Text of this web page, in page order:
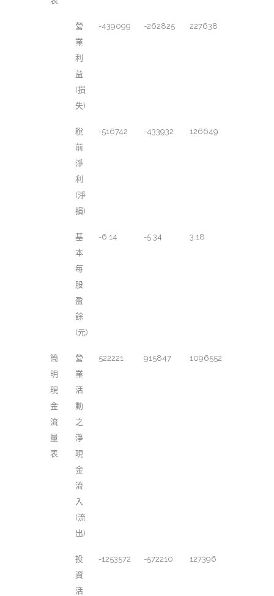
營
業
利
益
(損
失)
-439099 -262825 227638
稅
前
淨
利
(淨
損)
-516742 -433932 126649
基
本
每
股
盈
餘
(元)
-6.14 -5.34 3.18
簡
明
現
金
流
量
表
營
業
活
動
之
淨
現
金
流
入
(流
出)
522221 915847 1096552
投
資
活
-1253572 -572210 127396